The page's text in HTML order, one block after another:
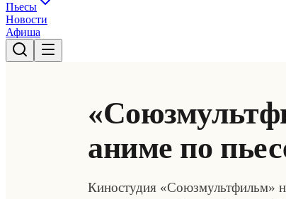
Пьесы
Новости
Афиша
аниме по
Киностудия «Союзмультфильм»